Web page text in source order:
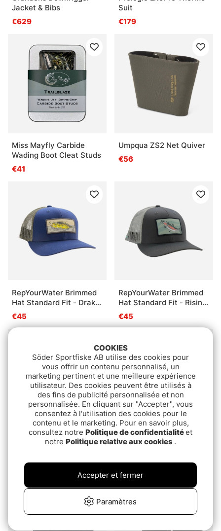
Jacket & Bibs
€629
Suit
€179
Miss Mayfly Carbide
Wading Boot Cleat Studs
€41
Umpqua ZS2 Net Quiver
€56
RepYourWater Brimmed
Hat Standard Fit - Drake
Chaser
€45
RepYourWater Brimmed
Hat Standard Fit - Rising
Rainbow
€45
RepYourWater Sun Shirt
€113
Leech Cap Grey Badge
COOKIES
Söder Sportfiske AB utilise des cookies pour
vous offrir un contenu personnalisé, un
marketing pertinent et une meilleure expérience
utilisateur. Des cookies peuvent être utilisés à
des fins de publicité personnalisée et non
personnalisée. En cliquant sur "Accepter", vous
consentez à l'utilisation des cookies pour le
contenu et le marketing. Pour en savoir plus,
consultez notre Politique de confidentialitéet
notre Politique relative aux cookies .
Paramètres
Accepter et fermer